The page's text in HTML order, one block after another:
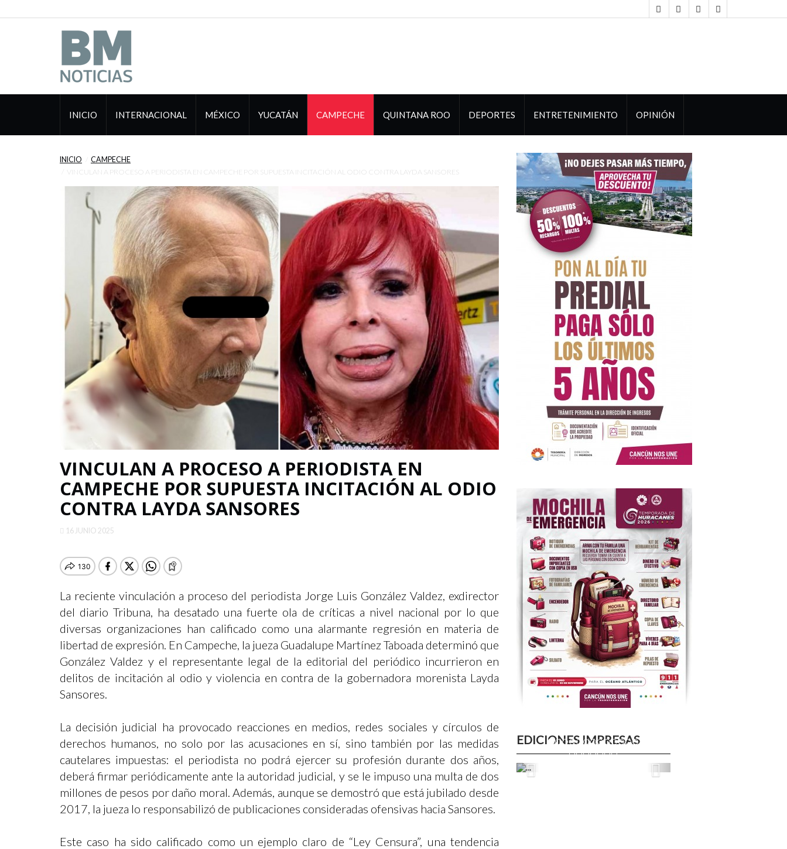
INICIO INTERNACIONAL MÉXICO YUCATÁN CAMPECHE QUINTANA ROO DEPORTES ENTRETENIMIENTO OPINIÓN
INICIO
CAMPECHE
VINCULAN A PROCESO A PERIODISTA EN CAMPECHE POR SUPUESTA INCITACIÓN AL ODIO CONTRA LAYDA SANSORES
VINCULAN A PROCESO A PERIODISTA EN
CAMPECHE POR SUPUESTA INCITACIÓN AL ODIO
CONTRA LAYDA SANSORES
16 JUNIO 2025
La reciente vinculación a proceso del periodista Jorge Luis González Valdez, exdirector
del diario Tribuna, ha desatado una fuerte ola de críticas a nivel nacional por lo que
diversas organizaciones han calificado como una alarmante regresión en materia de
libertad de expresión. En Campeche, la jueza Guadalupe Martínez Taboada determinó que
González Valdez y el representante legal de la editorial del periódico incurrieron en
delitos de incitación al odio y violencia en contra de la gobernadora morenista Layda
Sansores.
La decisión judicial ha provocado reacciones en medios, redes sociales y círculos de
derechos humanos, no solo por las acusaciones en sí, sino también por las medidas
cautelares impuestas: el periodista no podrá ejercer su profesión durante dos años,
deberá firmar periódicamente ante la autoridad judicial, y se le impuso una multa de dos
millones de pesos por daño moral. Además, aunque se demostró que está jubilado desde
2017, la jueza lo responsabilizó de publicaciones consideradas ofensivas hacia Sansores.
Este caso ha sido calificado como un ejemplo claro de “Ley Censura”, una tendencia
EDICIONES IMPRESAS
Previous Next